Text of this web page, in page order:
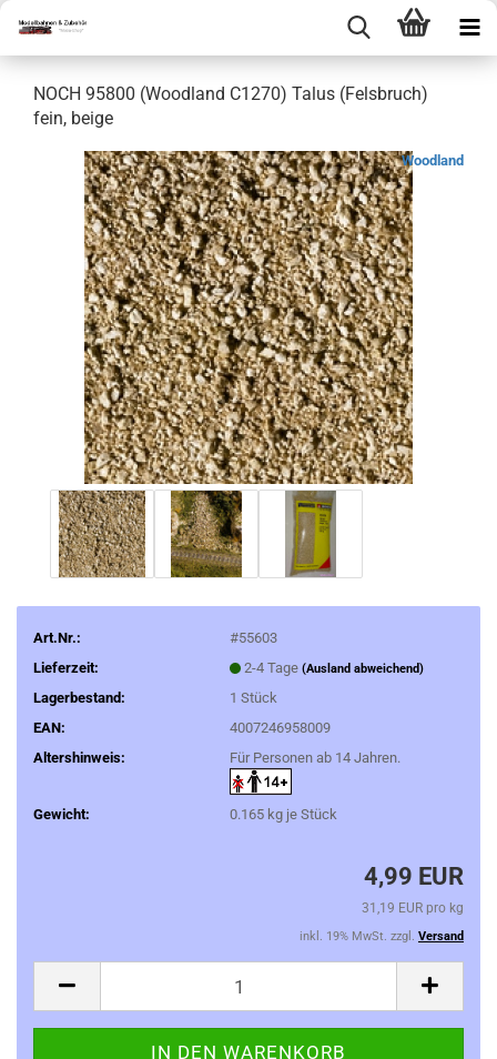
NOCH 95800 (Woodland C1270) Talus (Felsbruch)
fein, beige
Woodland
Art.Nr.:
#55603
Lieferzeit:
2-4 Tage (Ausland abweichend)
Lagerbestand: 1 Stück
EAN:
4007246958009
Altershinweis:
Für Personen ab 14 Jahren.
Gewicht: 0.165kg je Stück
4,99 EUR
31,19 EUR pro kg
inkl. 19% MwSt. zzgl. Versand